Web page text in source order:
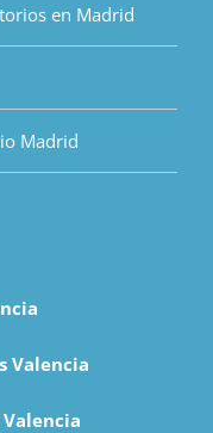
en Madrid
Madrid
Valencia